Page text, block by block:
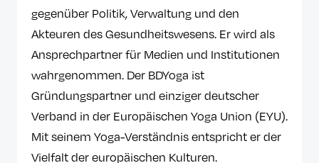
gegenüber Politik, Verwaltung und den
Akteuren des Gesundheitswesens. Er wird als
Ansprechpartner für Medien und Institutionen
wahrgenommen. Der BDYoga ist
Gründungspartner und einziger deutscher
Verband in der Europäischen Yoga Union (EYU).
Mit seinem Yoga-Verständnis entspricht er der
Vielfalt der europäischen Kulturen.